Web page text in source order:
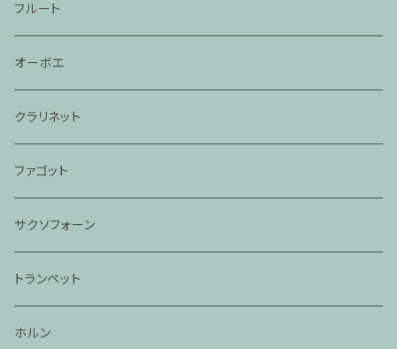
フルート
オーボエ
クラリネット
ファゴット
サクソフォーン
トランペット
ホルン